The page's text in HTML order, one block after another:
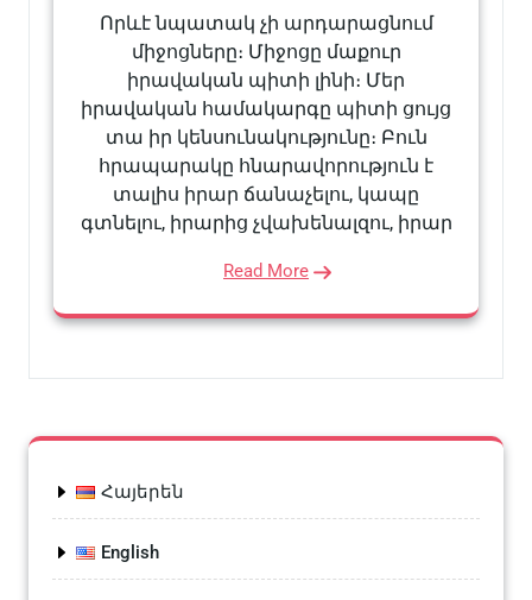
Որևէ նպատակ չի արդարացնում
միջոցները։ Միջոցը մաքուր
իրավական պիտի լինի։ Մեր
իրավական համակարգը պիտի ցույց
տա իր կենսունակությունը։ Բուն
հրապարակը հնարավորություն է
տալիս իրար ճանաչելու, կապը
գտնելու, իրարից չվախենալզու, իրար
Read More
Հայերեն
English